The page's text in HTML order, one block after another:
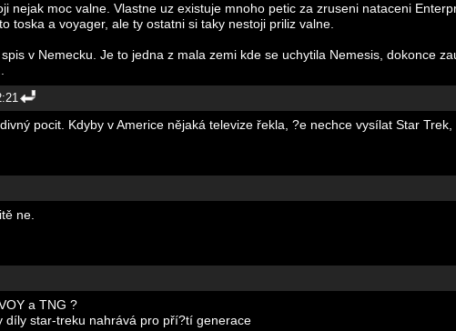
nejak moc valne. Vlastne uz existuje mnoho petic za zruseni nataceni
toska a voyager, ale ty ostatni si taky nestoji priliz valne.
v Nemecku. Je to jedna z mala zemi kde se uchytila Nemesis, dokonce
pocit. Kdyby v Americe nějaká televize řekla, ?e nechce vysílat Star
ne.
a TNG ?
díly star-treku nahrává pro pří?tí generace